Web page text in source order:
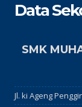
Data
SMK
Jl. ki Ageng